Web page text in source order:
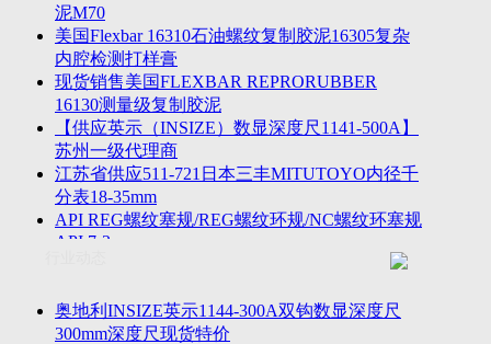
泥M70
美国Flexbar 16310石油螺纹复制胶泥16305复杂
内腔检测打样膏
现货销售美国FLEXBAR REPRORUBBER
16130测量级复制胶泥
【供应英示（INSIZE）数显深度尺1141-500A】
苏州一级代理商
江苏省供应511-721日本三丰MITUTOYO内径千
分表18-35mm
API REG螺纹塞规/REG螺纹环规/NC螺纹环塞规
API 7-2
苏州市万濠卧式投影仪CPJ-3020W/CPJ-4025W代
美国B2段差尺/间隙段差尺GAPSG/NMSG/GRIP-
004/CFM-095代理商
奥地利INSIZE英示1144-300A双钩数显深度尺
300mm深度尺现货特价